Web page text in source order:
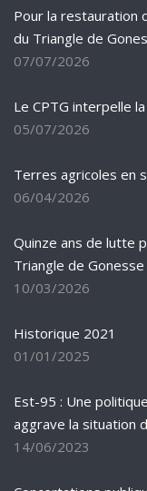
Pour la restauration
du Triangle de
07/07/2026
Le CPTG interpelle
05/07/2026
Terres agricoles en
06/04/2026
Quinze ans de lutte
Triangle de Gonesse
10/03/2026
Historique 2021
01/01/2025
Est-95 : Une
aggrave la situation
14/06/2023